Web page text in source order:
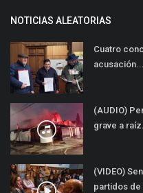
NOTICIAS ALEATORIAS
Cuatro
acusación...
(AUDIO)
grave a
(VIDEO)
partidos de